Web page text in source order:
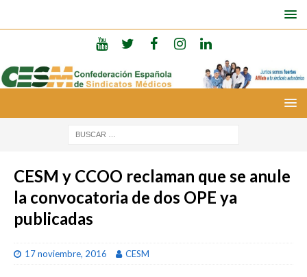
CESM y CCOO reclaman que se anule
la convocatoria de dos OPE ya
publicadas
17 noviembre, 2016 CESM